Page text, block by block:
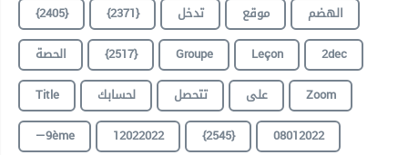
{2405}
{2371} تدخل موقع
الهضم
الحصة
{2517} Groupe Leçon
2dec
Title
لحسابك تتحصل على
Zoom
—9ème
12022022 {2545}
08012022